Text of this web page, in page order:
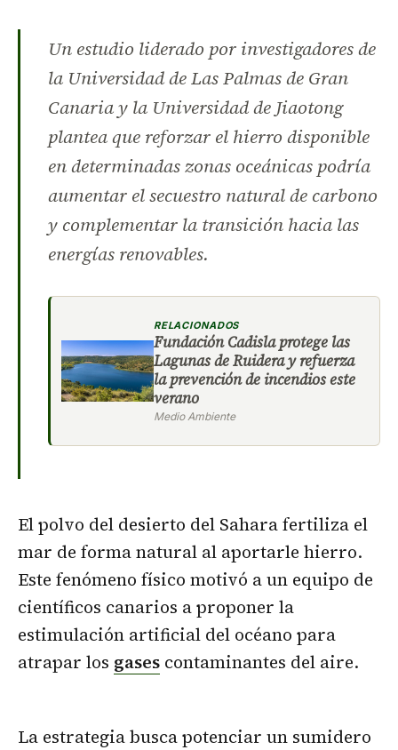
Un estudio liderado por investigadores de
la Universidad de Las Palmas de Gran
Canaria y la Universidad de Jiaotong
plantea que reforzar el hierro disponible
en determinadas zonas oceánicas podría
aumentar el secuestro natural de carbono
y complementar la transición hacia las
energías renovables.
RELACIONADOS
Fundación Cadisla protege las
Lagunas de Ruidera y refuerza
la prevención de incendios este
verano
Medio Ambiente
El polvo del desierto del Sahara fertiliza el
mar de forma natural al aportarle hierro.
Este fenómeno físico motivó a un equipo de
científicos canarios a proponer la
estimulación artificial del océano para
atrapar los gases contaminantes del aire.
La estrategia busca potenciar un sumidero